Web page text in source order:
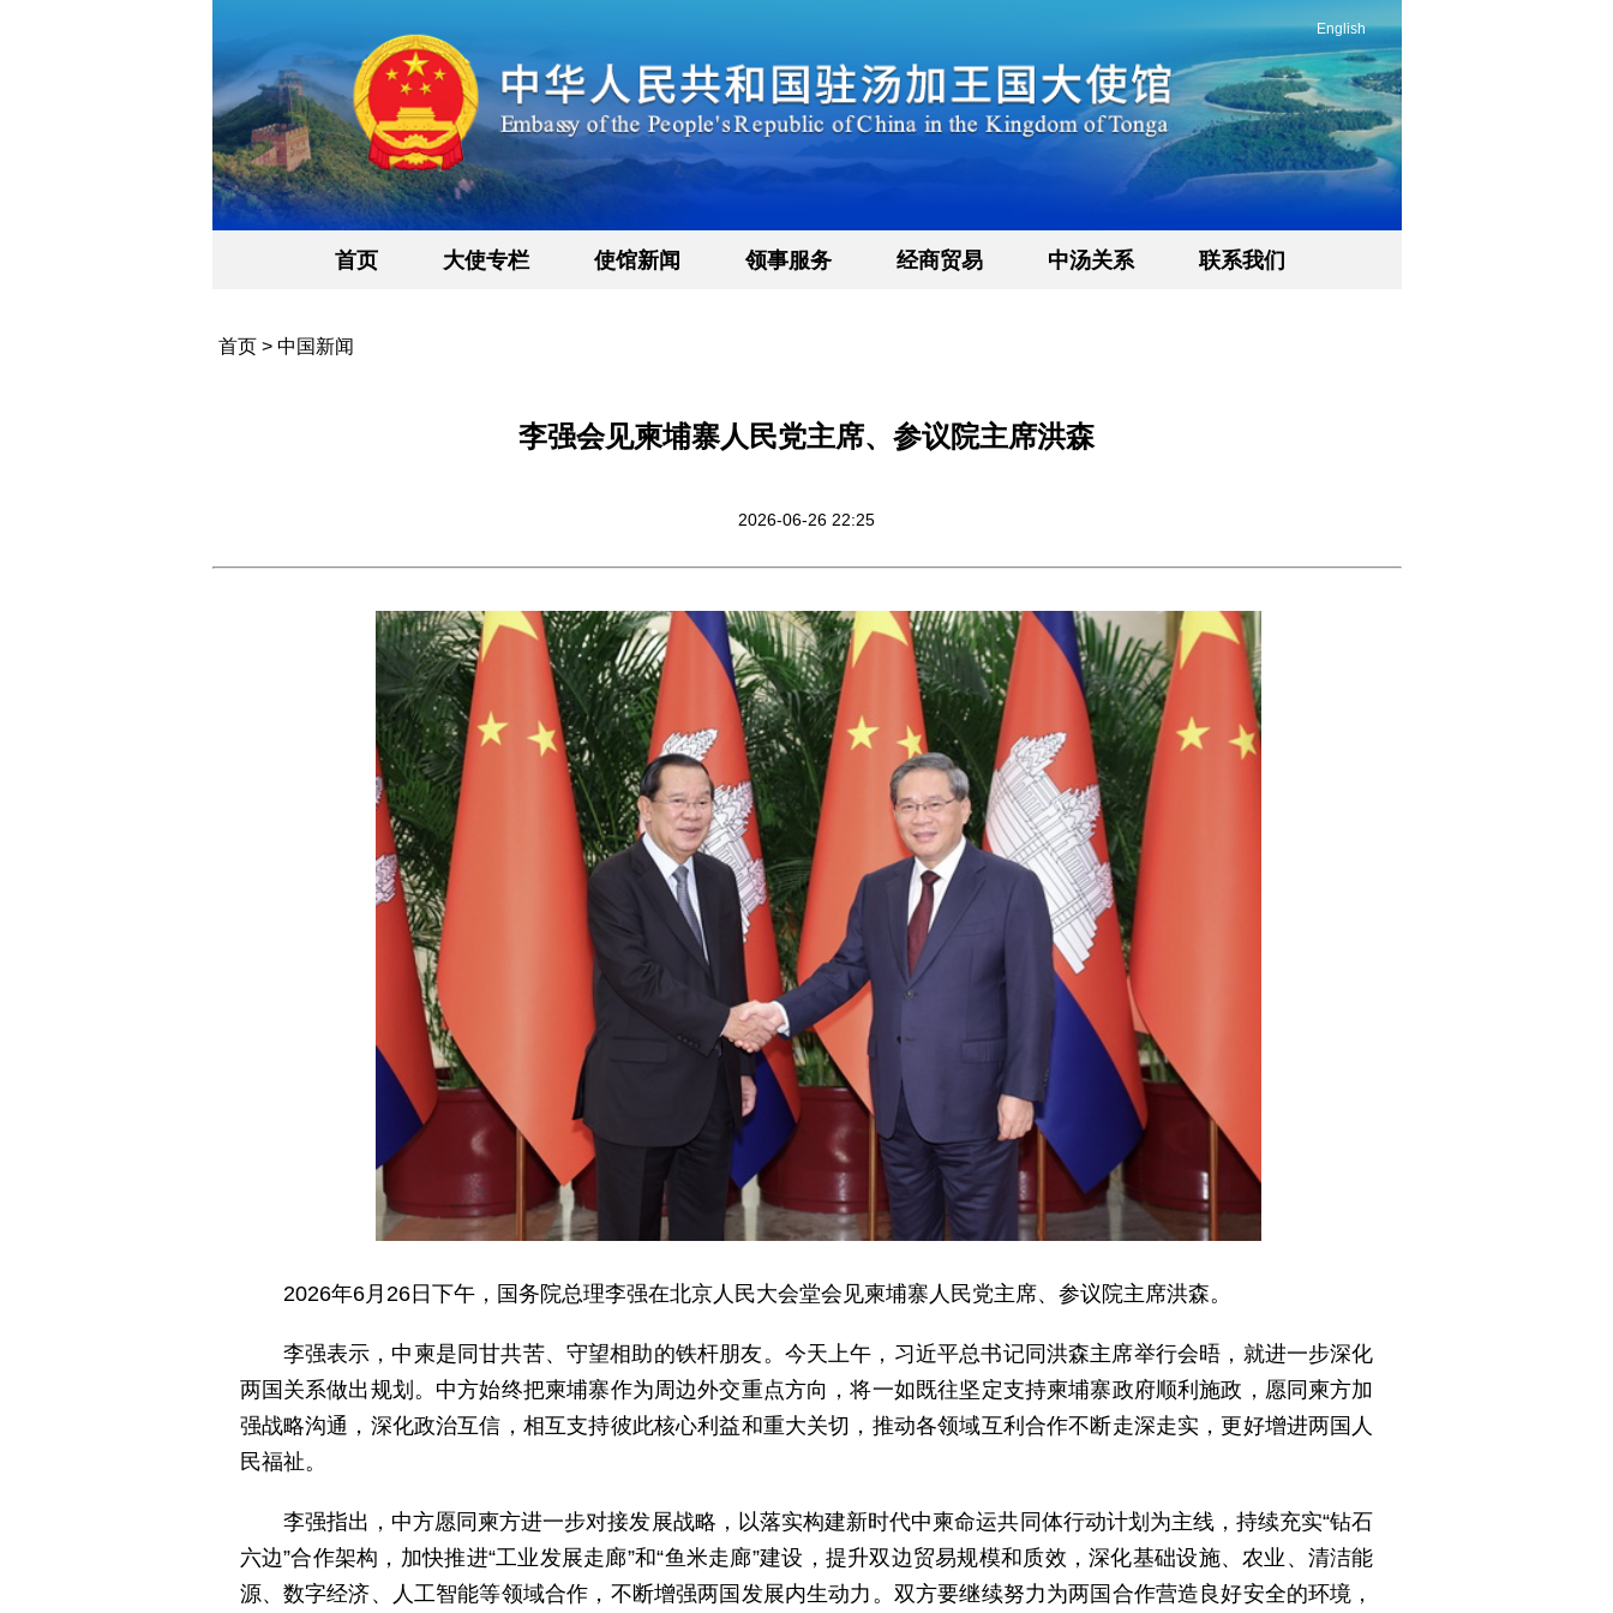
English
首页 大使专栏 使馆新闻 领事服务 经商贸易 中汤关系 联系我们
首页> 中国新闻
李强会见柬埔寨人民党主席、参议院主席洪森
2026-06-26 22:25
2026年6月26日下午，国务院总理李强在北京人民大会堂会见柬埔寨人民党主席、参议院主席洪森。
李强表示，中柬是同甘共苦、守望相助的铁杆朋友。今天上午，习近平总书记同洪森主席举行会晤，就进一步深化
两国关系做出规划。中方始终把柬埔寨作为周边外交重点方向，将一如既往坚定支持柬埔寨政府顺利施政，愿同柬方加
强战略沟通，深化政治互信，相互支持彼此核心利益和重大关切，推动各领域互利合作不断走深走实，更好增进两国人
民福祉。
李强指出，中方愿同柬方进一步对接发展战略，以落实构建新时代中柬命运共同体行动计划为主线，持续充实“钻石
六边”合作架构，加快推进“工业发展走廊”和“鱼米走廊”建设，提升双边贸易规模和质效，深化基础设施、农业、清洁能
源、数字经济、人工智能等领域合作，不断增强两国发展内生动力。双方要继续努力为两国合作营造良好安全的环境，